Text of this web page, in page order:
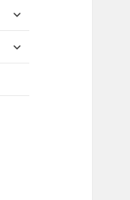
メ
ュ
サ
メ
サ